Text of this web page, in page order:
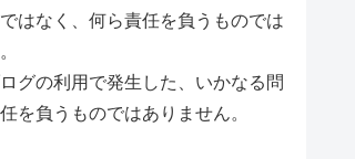
はなく、何ら責任を負うものでは
グの利用で発生した、いかなる問
を負うものではありません。